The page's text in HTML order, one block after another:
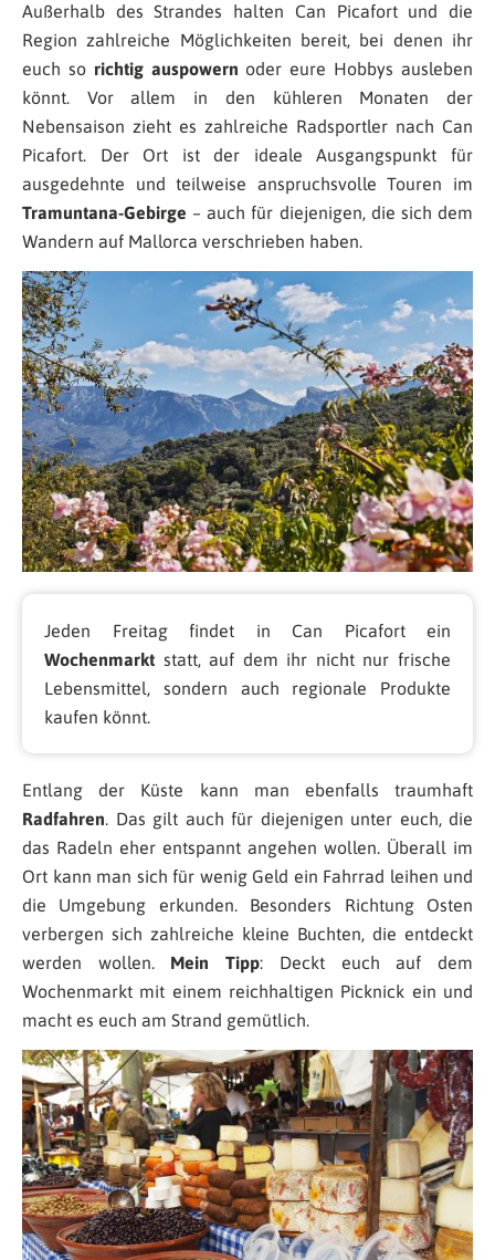
Außerhalb des Strandes halten Can Picafort und die
Region zahlreiche Möglichkeiten bereit, bei denen ihr
euch so richtig auspowern oder eure Hobbys ausleben
könnt. Vor allem in den kühleren Monaten der
Nebensaison zieht es zahlreiche Radsportler nach Can
Picafort. Der Ort ist der ideale Ausgangspunkt für
ausgedehnte und teilweise anspruchsvolle Touren im
Tramuntana-Gebirge – auch für diejenigen, die sich dem
Wandern auf Mallorca verschrieben haben.
Jeden Freitag findet in Can Picafort ein
Wochenmarkt statt, auf dem ihr nicht nur frische
Lebensmittel, sondern auch regionale Produkte
kaufen könnt.
Entlang der Küste kann man ebenfalls traumhaft
Radfahren. Das gilt auch für diejenigen unter euch, die
das Radeln eher entspannt angehen wollen. Überall im
Ort kann man sich für wenig Geld ein Fahrrad leihen und
die Umgebung erkunden. Besonders Richtung Osten
verbergen sich zahlreiche kleine Buchten, die entdeckt
werden wollen. Mein Tipp: Deckt euch auf dem
Wochenmarkt mit einem reichhaltigen Picknick ein und
macht es euch am Strand gemütlich.